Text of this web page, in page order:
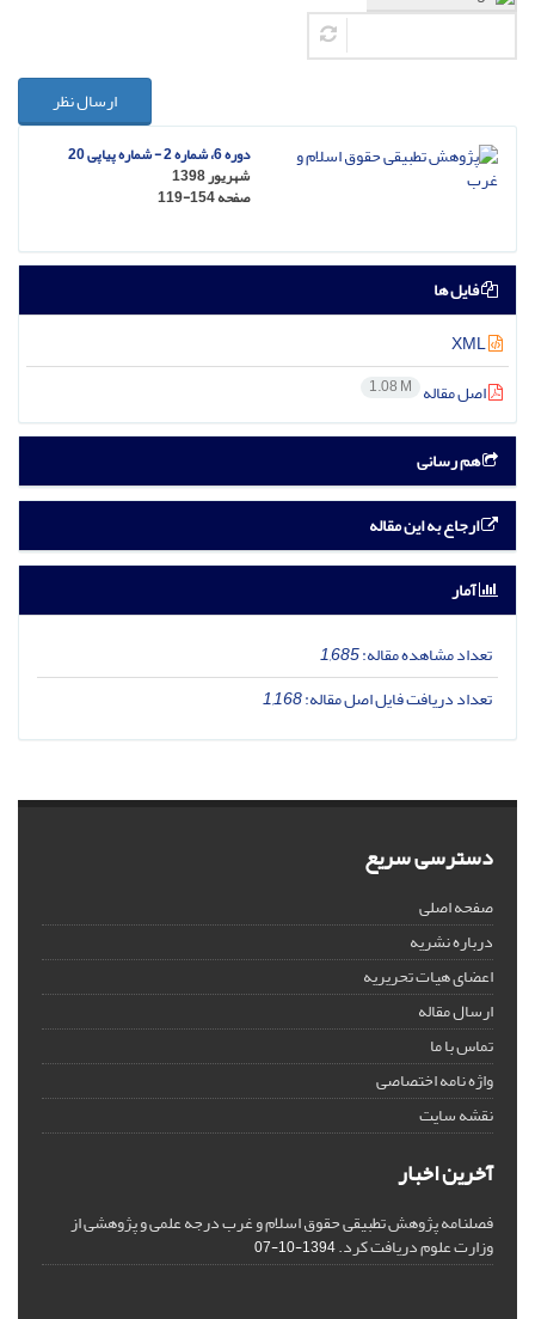
ارسال نظر
دوره 6، شماره 2 - شماره پیاپی 20
شهریور 1398
صفحه119-154
فایل ها
اصل مقاله 1.08 M
هم رسانی
ارجاع به این مقاله
آمار
تعداد مشاهده مقاله:1,685
تعداد دریافت فایل اصل مقاله:1,168
دسترسی سریع
صفحه اصلی
درباره نشریه
اعضای هیات تحریریه
ارسال مقاله
تماس با ما
واژه نامه اختصاصی
نقشه سایت
آخرین اخبار
فصلنامه پژوهش تطبیقی حقوق اسلام و غرب درجه علمی و پژوهشی از
وزارت علوم دریافت کرد.1394-10-07